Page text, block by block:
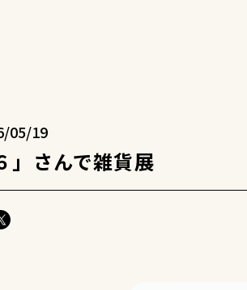
05/19
」さんで雑貨展